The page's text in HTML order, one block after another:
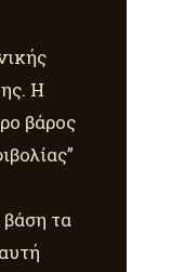
Η
βάρος
τα